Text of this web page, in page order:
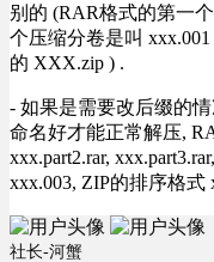
别的 (RAR格式的第一
个压缩分卷是叫
的 XXX.zip ) .
- 如果是需要改后缀的
命名好才能正常解压,
xxx.part2.rar,
xxx.003, ZIP的排序格式
社长-河蟹